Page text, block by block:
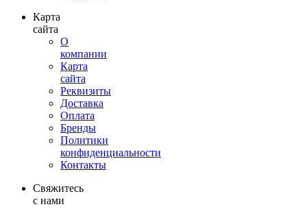
Карта
сайта
О
компании
Карта
сайта
Реквизиты
Доставка
Оплата
Бренды
Политики
конфиденциальности
Контакты
Свяжитесь
с нами